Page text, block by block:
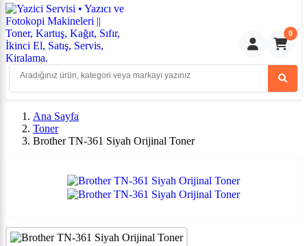
0
Ana Sayfa
Toner
Brother TN-361 Siyah Orijinal Toner